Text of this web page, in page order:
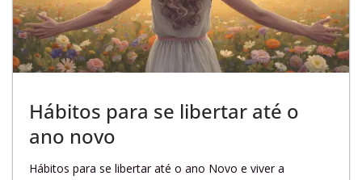
Hábitos para se libertar até o
ano novo
Hábitos para se libertar até o ano Novo e viver a